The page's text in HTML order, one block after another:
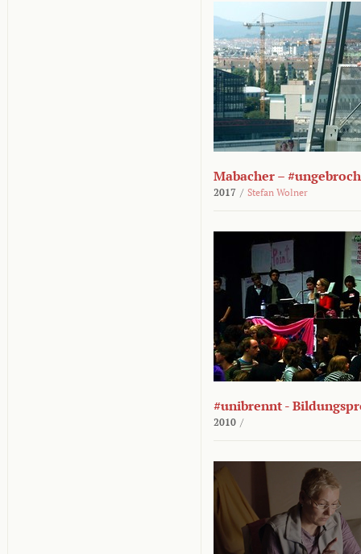
Mabacher –
2017 / Stefan Wolner
#unibrennt -
2010 /